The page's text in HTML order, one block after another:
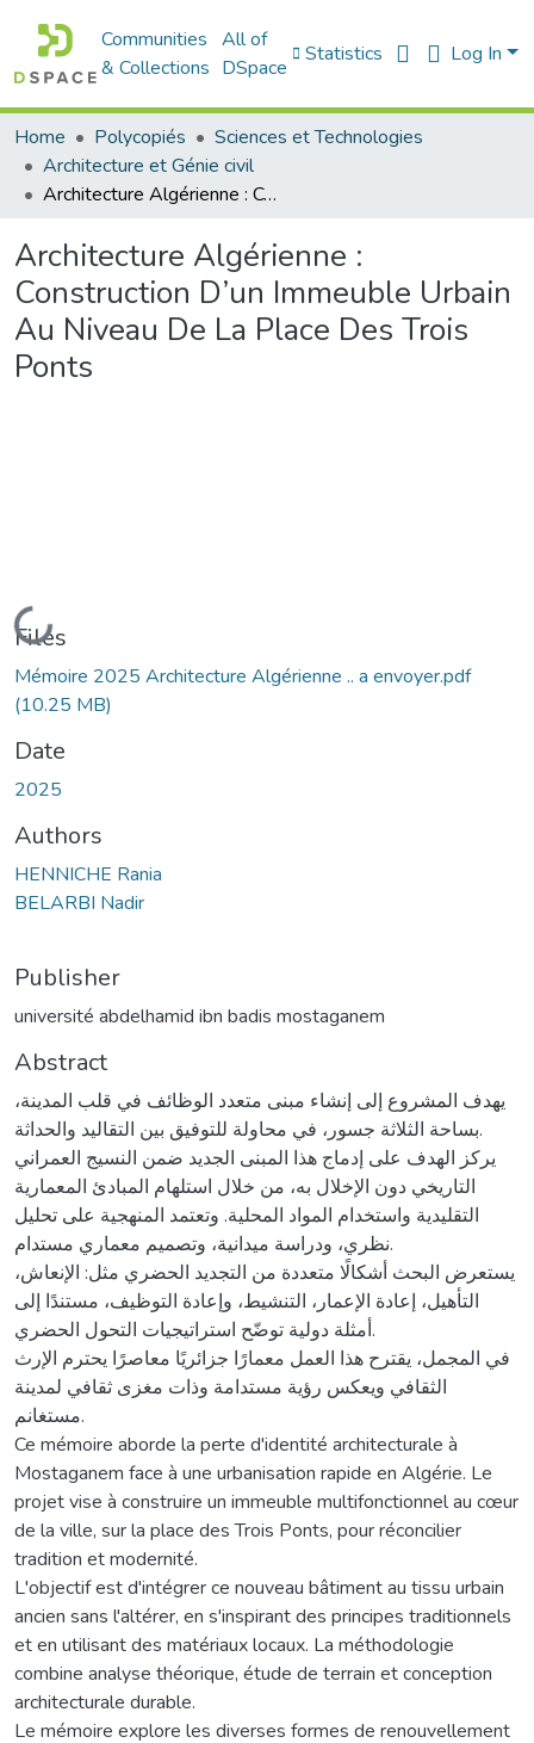
Communities
& Collections
All of
DSpace
Statistics Log In
Home Polycopiés
Sciences et Technologies
Architecture et Génie civil
Architecture Algérienne : Construction D’un Immeuble Urbain Au Niveau De La Place Des Trois Ponts
Architecture Algérienne :
Construction D’un Immeuble Urbain
Au Niveau De La Place Des Trois
Ponts
Loading...
Files
Mémoire 2025 Architecture Algérienne .. a envoyer.pdf
(10.25 MB)
Date
2025
Authors
HENNICHE Rania
BELARBI Nadir
Publisher
université abdelhamid ibn badis mostaganem
Abstract
يهدف المشروع إلى إنشاء مبنى متعدد الوظائف في قلب المدينة،
بساحة الثلاثة جسور، في محاولة للتوفيق بين التقاليد والحداثة.
يركز الهدف على إدماج هذا المبنى الجديد ضمن النسيج العمراني
التاريخي دون الإخلال به، من خلال استلهام المبادئ المعمارية
التقليدية واستخدام المواد المحلية. وتعتمد المنهجية على تحليل
نظري، ودراسة ميدانية، وتصميم معماري مستدام.
يستعرض البحث أشكالًا متعددة من التجديد الحضري مثل: الإنعاش،
التأهيل، إعادة الإعمار، التنشيط، وإعادة التوظيف، مستندًا إلى
أمثلة دولية توضّح استراتيجيات التحول الحضري.
في المجمل، يقترح هذا العمل معمارًا جزائريًا معاصرًا يحترم الإرث
الثقافي ويعكس رؤية مستدامة وذات مغزى ثقافي لمدينة
مستغانم.
Ce mémoire aborde la perte d'identité architecturale à
Mostaganem face à une urbanisation rapide en Algérie. Le
projet vise à construire un immeuble multifonctionnel au cœur
de la ville, sur la place des Trois Ponts, pour réconcilier
tradition et modernité.
L'objectif est d'intégrer ce nouveau bâtiment au tissu urbain
ancien sans l'altérer, en s'inspirant des principes traditionnels
et en utilisant des matériaux locaux. La méthodologie
combine analyse théorique, étude de terrain et conception
architecturale durable.
Le mémoire explore les diverses formes de renouvellement